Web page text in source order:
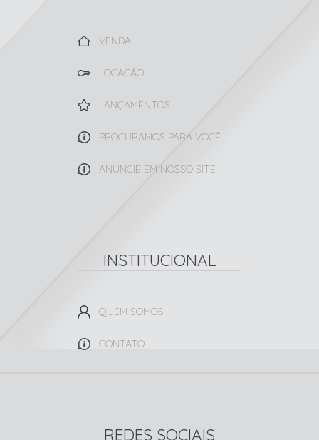
VENDA
LOCAÇÃO
LANÇAMENTOS
PROCURAMOS PARA VOCÊ
ANUNCIE EM NOSSO SITE
INSTITUCIONAL
QUEM SOMOS
CONTATO
REDES SOCIAIS